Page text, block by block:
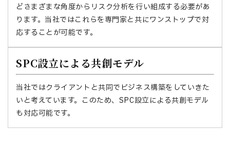
どさまざまな角度からリスク分析を行い組成する必要があ
ります。当社ではこれらを専門家と共にワンストップで対
応することが可能です。
SPC設立による共創モデル
当社ではクライアントと共同でビジネス構築をしていきた
いと考えています。このため、SPC設立による共創モデル
も対応可能です。